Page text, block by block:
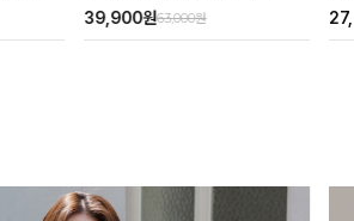
63,000원
39,900원